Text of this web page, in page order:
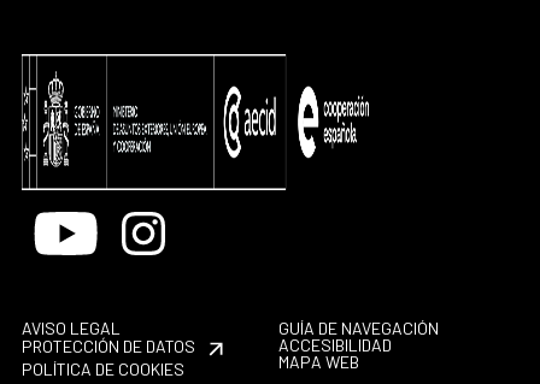
Youtube Instagram
AVISO LEGAL
PROTECCIÓN DE DATOS
POLÍTICA DE COOKIES
GUÍA DE NAVEGACIÓN
ACCESIBILIDAD
MAPA WEB